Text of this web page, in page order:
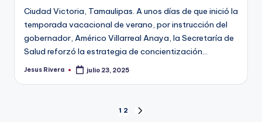
Ciudad Victoria, Tamaulipas. A unos días de que inició la
temporada vacacional de verano, por instrucción del
gobernador, Américo Villarreal Anaya, la Secretaría de
Salud reforzó la estrategia de concientización…
Publicado
Jesus Rivera julio 23, 2025
1 2